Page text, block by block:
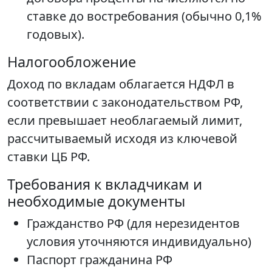
ставке до востребования (обычно 0,1%
годовых).
Налогообложение
Доход по вкладам облагается НДФЛ в
соответствии с законодательством РФ,
если превышает необлагаемый лимит,
рассчитываемый исходя из ключевой
ставки ЦБ РФ.
Требования к вкладчикам и
необходимые документы
Гражданство РФ (для нерезидентов
условия уточняются индивидуально)
Паспорт гражданина РФ